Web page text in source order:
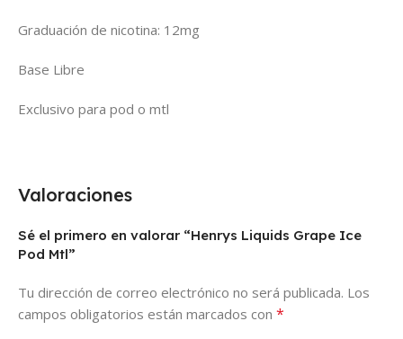
Graduación de nicotina: 12mg
Base Libre
Exclusivo para pod o mtl
Valoraciones
Sé el primero en valorar “Henrys Liquids Grape Ice
Pod Mtl”
Tu dirección de correo electrónico no será publicada. Los
campos obligatorios están marcados con *